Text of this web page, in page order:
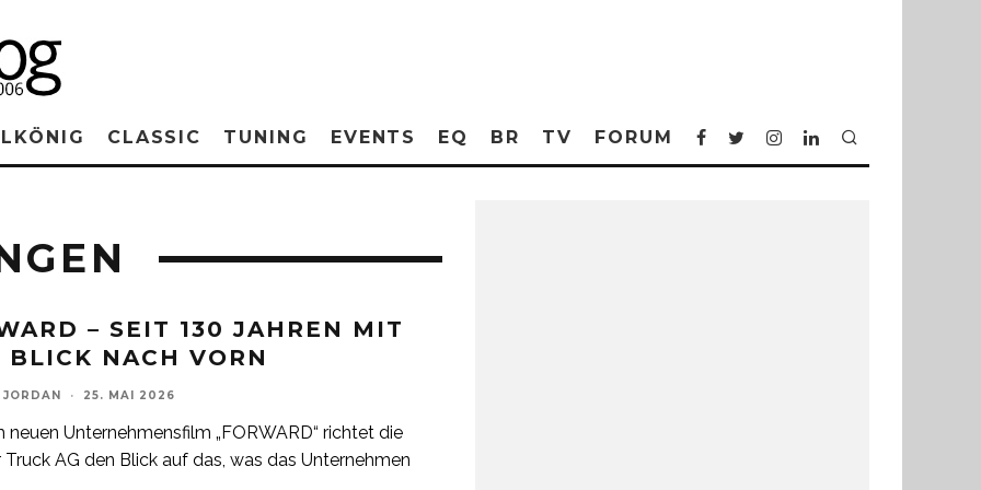
CLASSIC TUNING EVENTS EQ BR TV FORUM
– SEIT 130 JAHREN MIT
BLICK NACH VORN
· 25. MAI 2026
neuen Unternehmensfilm „FORWARD“ richtet die
Truck AG den Blick auf das, was das Unternehmen